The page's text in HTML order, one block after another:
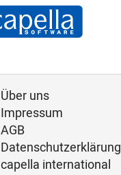
Über uns
Impressum
AGB
Datenschutzerklärung
capella international